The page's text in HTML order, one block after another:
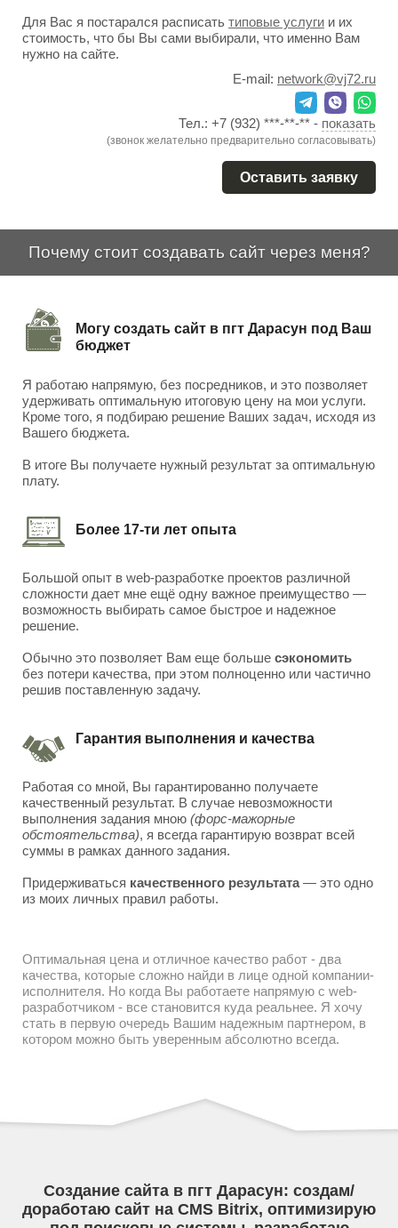
Для Вас я постарался расписать типовые услуги и их
стоимость, что бы Вы сами выбирали, что именно Вам
нужно на сайте.
E-mail: network@vj72.ru
Тел.: +7 (932) ***-**-** - показать
(звонок желательно предварительно согласовывать)
Оставить заявку
Почему стоит создавать сайт через меня?
Могу создать сайт в пгт Дарасун под Ваш
бюджет
Я работаю напрямую, без посредников, и это позволяет
удерживать оптимальную итоговую цену на мои услуги.
Кроме того, я подбираю решение Ваших задач, исходя из
Вашего бюджета.
В итоге Вы получаете нужный результат за оптимальную
плату.
Более 17-ти лет опыта
Большой опыт в web-разработке проектов различной
сложности дает мне ещё одну важное преимущество —
возможность выбирать самое быстрое и надежное
решение.
Обычно это позволяет Вам еще больше сэкономить
без потери качества, при этом полноценно или частично
решив поставленную задачу.
Гарантия выполнения и качества
Работая со мной, Вы гарантированно получаете
качественный результат. В случае невозможности
выполнения задания мною (форс-мажорные
обстоятельства), я всегда гарантирую возврат всей
суммы в рамках данного задания.
Придерживаться качественного результата— это одно
из моих личных правил работы.
Оптимальная цена и отличное качество работ - два
качества, которые сложно найди в лице одной компании-
исполнителя. Но когда Вы работаете напрямую с web-
разработчиком - все становится куда реальнее. Я хочу
стать в первую очередь Вашим надежным партнером, в
котором можно быть уверенным абсолютно всегда.
Создание сайта в пгт Дарасун: создам/
доработаю сайт на CMS Bitrix, оптимизирую